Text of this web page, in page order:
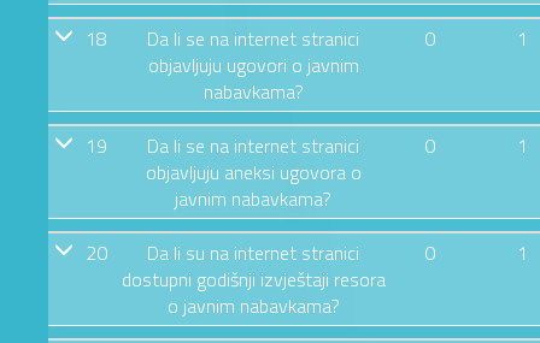
18
Da li se na internet stranici
objavljuju ugovori o javnim
nabavkama?
0 1
19
Da li se na internet stranici
objavljuju aneksi ugovora o
javnim nabavkama?
0 1
20
Da li su na internet stranici
dostupni godišnji izvještaji resora
o javnim nabavkama?
0 1